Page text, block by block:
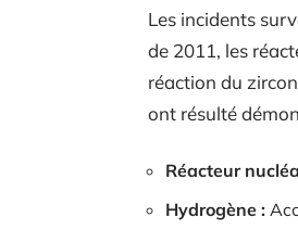
Les incidents
de 2011, les
réaction du
ont résulté
Réacteur
Hydrogène :